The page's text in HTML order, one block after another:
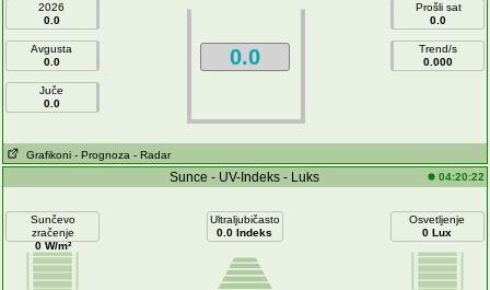
2026
0.0
Avgusta
0.0
Juče
0.0
0.0
Prošli sat
0.0
Trend/s
0.000
Grafikoni - Prognoza - Radar
Sunce - UV-Indeks - Luks 04:20:22
Sunčevo
zračenje
0 W/m²
Ultraljubičasto
0.0 Indeks
Osvetljenje
0 Lux